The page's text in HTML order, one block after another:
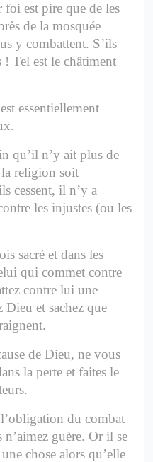
foi est pire que de les
de la mosquée
y combattent. S’ils
! Tel est le châtiment
essentiellement
qu’il n’y ait plus de
religion soit
cessent, il n’y a
les injustes (ou les
sacré et dans les
qui commet contre
contre lui une
Dieu et sachez que
de Dieu, ne vous
la perte et faites le
du combat
n’aimez guère. Or il se
chose alors qu’elle